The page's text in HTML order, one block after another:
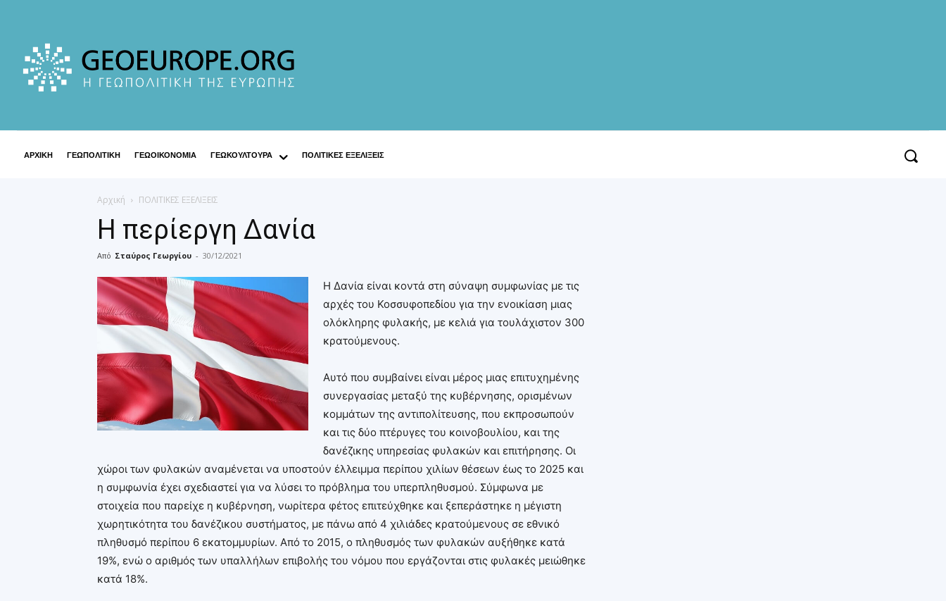
ΑΡΧΙΚΗ ΓΕΩΠΟΛΙΤΙΚΗ ΓΕΩΟΙΚΟΝΟΜΙΑ ΓΕΩΚΟΥΛΤΟΥΡΑ ΠΟΛΙΤΙΚΕΣ ΕΞΕΛΙΞΕΙΣ
Αρχική ΠΟΛΙΤΙΚΕΣ ΕΞΕΛΙΞΕΙΣ
Η περίεργη Δανία
Από Σταύρος Γεωργίου - 30/12/2021
Η Δανία είναι κοντά στη σύναψη συμφωνίας με τις
αρχές του Κοσσυφοπεδίου για την ενοικίαση μιας
ολόκληρης φυλακής, με κελιά για τουλάχιστον 300
κρατούμενους.
Αυτό που συμβαίνει είναι μέρος μιας επιτυχημένης
συνεργασίας μεταξύ της κυβέρνησης, ορισμένων
κομμάτων της αντιπολίτευσης, που εκπροσωπούν
και τις δύο πτέρυγες του κοινοβουλίου, και της
δανέζικης υπηρεσίας φυλακών και επιτήρησης. Οι
χώροι των φυλακών αναμένεται να υποστούν έλλειμμα περίπου χιλίων θέσεων έως το 2025 και
η συμφωνία έχει σχεδιαστεί για να λύσει το πρόβλημα του υπερπληθυσμού. Σύμφωνα με
στοιχεία που παρείχε η κυβέρνηση, νωρίτερα φέτος επιτεύχθηκε και ξεπεράστηκε η μέγιστη
χωρητικότητα του δανέζικου συστήματος, με πάνω από 4 χιλιάδες κρατούμενους σε εθνικό
πληθυσμό περίπου 6 εκατομμυρίων. Από το 2015, ο πληθυσμός των φυλακών αυξήθηκε κατά
19%, ενώ ο αριθμός των υπαλλήλων επιβολής του νόμου που εργάζονται στις φυλακές μειώθηκε
κατά 18%.